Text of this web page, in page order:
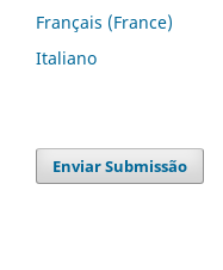
Français (France)
Italiano
Enviar Submissão